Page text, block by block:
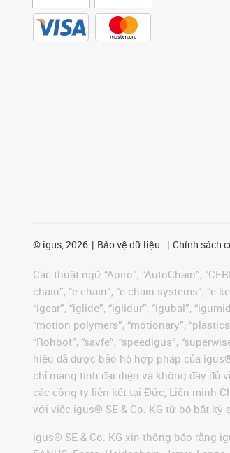
© igus, 2026 Bảo vệ dữ liệu Chính sách
Các thuật ngữ “Apiro”, “AutoChain”,
chain”, “e-chain”, “e-chain systems”, “e-
“igear”, “iglide”, “iglidur”, “igubal”,
“motion polymers”, “motionary”, “plastics
“Rohbot”, “savfe”, “speedigus”,
hiệu đã được bảo hộ hợp pháp của
chỉ mang tính đại diện và không đầy đủ
các công ty liên kết tại Đức, Liên minh
với việc igus® SE & Co. KG từ bỏ bất kỳ
igus® SE & Co. KG xin thông báo rằng